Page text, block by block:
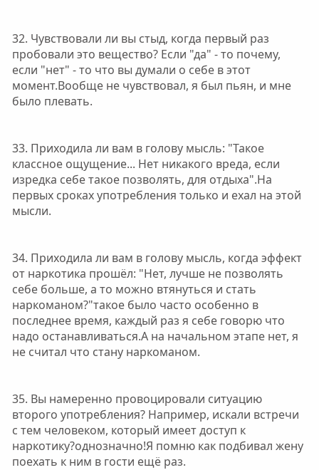
32. Чувствовали ли вы стыд, когда первый раз
пробовали это вещество? Если "да" - то почему,
если "нет" - то что вы думали о себе в этот
момент.Вообще не чувствовал, я был пьян, и мне
было плевать.
33. Приходила ли вам в голову мысль: "Такое
классное ощущение... Нет никакого вреда, если
изредка себе такое позволять, для отдыха".На
первых сроках употребления только и ехал на этой
мысли.
34. Приходила ли вам в голову мысль, когда эффект
от наркотика прошёл: "Нет, лучше не позволять
себе больше, а то можно втянуться и стать
наркоманом?"такое было часто особенно в
последнее время, каждый раз я себе говорю что
надо останавливаться.А на начальном этапе нет, я
не считал что стану наркоманом.
35. Вы намеренно провоцировали ситуацию
второго употребления? Например, искали встречи
с тем человеком, который имеет доступ к
наркотику?однозначно!Я помню как подбивал жену
поехать к ним в гости ещё раз.